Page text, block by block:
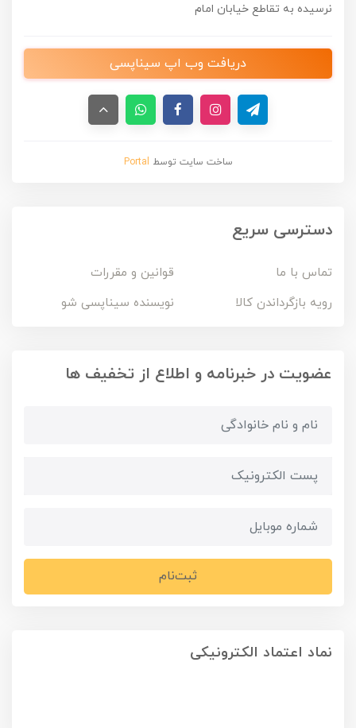
نرسیده به تقاطع خیابان امام
دریافت وب اپ سیناپسی
ساخت سایت توسط Portal
دسترسی سریع
تماس با ما
قوانین و مقررات
رویه بازگرداندن کالا
نویسنده سیناپسی شو
عضویت در خبرنامه و اطلاع از تخفیف ها
ثبت‌نام
نماد اعتماد الکترونیکی